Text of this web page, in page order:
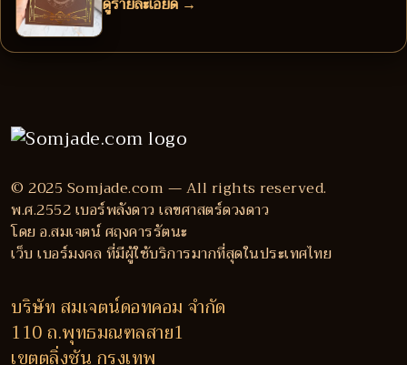
© 2025 Somjade.com — All rights reserved.
พ.ศ.2552 เบอร์พลังดาว เลขศาสตร์ดวงดาว
โดย อ.สมเจตน์ ศฤงคารรัตนะ
เว็บ เบอร์มงคล ที่มีผู้ใช้บริการมากที่สุดในประเทศไทย
บริษัท สมเจตน์ดอทคอม จำกัด
110 ถ.พุทธมณฑลสาย1
เขตตลิ่งชัน กรุงเทพ